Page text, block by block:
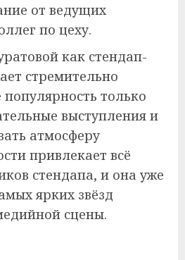
от ведущих
по цеху.
как стендап-
стремительно
популярность только
выступления и
атмосферу
привлекает всё
стендапа, и она уже
ярких звёзд
сцены.